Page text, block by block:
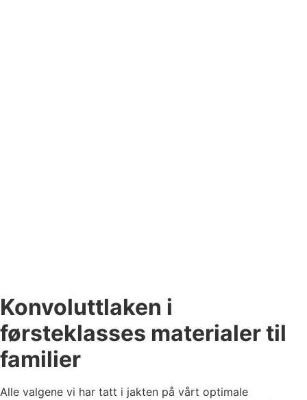
Konvoluttlaken i
førsteklasses materialer til
familier
Alle valgene vi har tatt i jakten på vårt optimale